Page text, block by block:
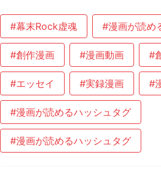
#幕末Rock虚魂 #漫画が読め
#創作漫画 #漫画動画 #
#エッセイ #実録漫画 #
#漫画が読めるハッシュタグ
#漫画が読めるハッシュタグ